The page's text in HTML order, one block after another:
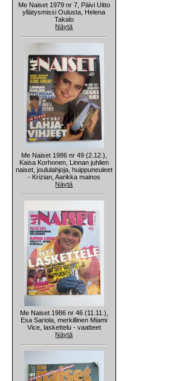
Me Naiset 1979 nr 7, Päivi Uitto
yllätysmissi Oulusta, Helena
Takalo
Näytä
Me Naiset 1986 nr 49 (2.12.),
Kaisa Korhonen, Linnan juhlien
naiset, joululahjoja, huippuneuleet
- Krizian, Aarikka mainos
Näytä
Me Naiset 1986 nr 46 (11.11.),
Esa Sariola, merkillinen Miami
Vice, laskettelu - vaatteet
Näytä